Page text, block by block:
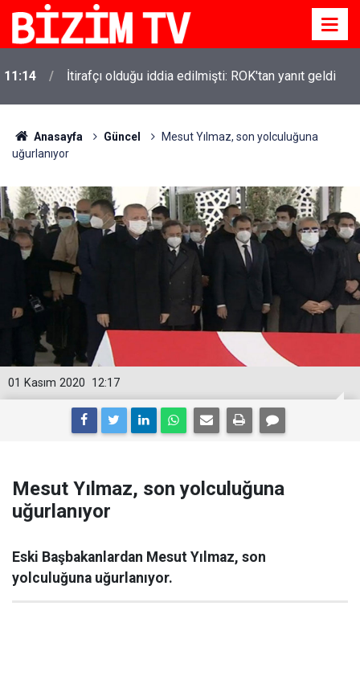
11:14 İtirafçı olduğu iddia edilmişti: ROK'tan yanıt geldi
Anasayfa Güncel
Mesut Yılmaz, son yolculuğuna
uğurlanıyor
12:17
01 Kasım 2020
Mesut Yılmaz, son yolculuğuna
uğurlanıyor
Eski Başbakanlardan Mesut Yılmaz, son
yolculuğuna uğurlanıyor.